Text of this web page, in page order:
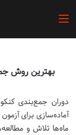
بهترین روش
دوران جمع‌بندی
آماده‌سازی برای
ماه‌ها تلاش و